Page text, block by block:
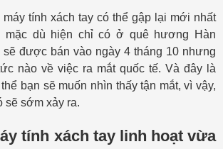
máy tính xách tay có thể gập lại mới nhất
mặc dù hiện chỉ có ở quê hương Hàn
sẽ được bán vào ngày 4 tháng 10 nhưng
nào về việc ra mắt quốc tế. Và đây là
bạn sẽ muốn nhìn thấy tận mắt, vì vậy,
sẽ sớm xảy ra.
tính xách tay linh hoạt vừa